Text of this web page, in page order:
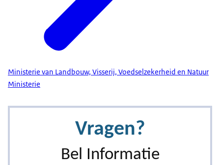
Ministerie van Landbouw, Visserij, Voedselzekerheid en Natuur
Ministerie